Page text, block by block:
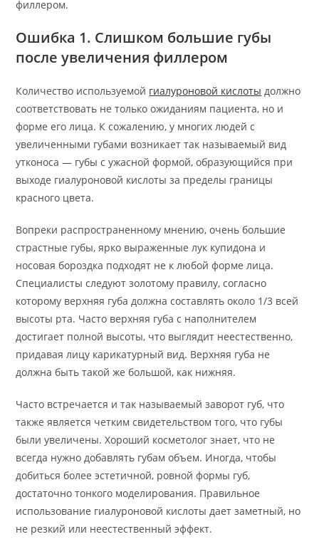
филлером.
Ошибка 1. Слишком большие губы
после увеличения филлером
Количество используемой гиалуроновой кислоты должно
соответствовать не только ожиданиям пациента, но и
форме его лица. К сожалению, у многих людей с
увеличенными губами возникает так называемый вид
утконоса — губы с ужасной формой, образующийся при
выходе гиалуроновой кислоты за пределы границы
красного цвета.
Вопреки распространенному мнению, очень большие
страстные губы, ярко выраженные лук купидона и
носовая бороздка подходят не к любой форме лица.
Специалисты следуют золотому правилу, согласно
которому верхняя губа должна составлять около 1/3 всей
высоты рта. Часто верхняя губа с наполнителем
достигает полной высоты, что выглядит неестественно,
придавая лицу карикатурный вид. Верхняя губа не
должна быть такой же большой, как нижняя.
Часто встречается и так называемый заворот губ, что
также является четким свидетельством того, что губы
были увеличены. Хороший косметолог знает, что не
всегда нужно добавлять губам объем. Иногда, чтобы
добиться более эстетичной, ровной формы губ,
достаточно тонкого моделирования. Правильное
использование гиалуроновой кислоты дает заметный, но
не резкий или неестественный эффект.